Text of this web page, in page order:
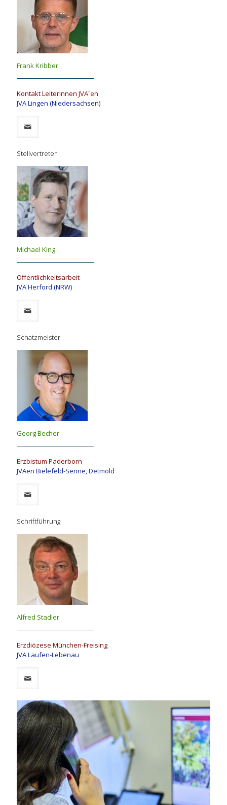
Frank Kribber
Kontakt LeiterInnen JVA´en
JVA Lingen (Niedersachsen)
Stellvertreter
Michael King
Öffentlichkeitsarbeit
JVA Herford (NRW)
Schatzmeister
Georg Becher
Erzbistum Paderborn
JVAen Bielefeld-Senne, Detmold
Schriftführung
Alfred Stadler
Erzdiözese München-Freising
JVA Laufen-Lebenau